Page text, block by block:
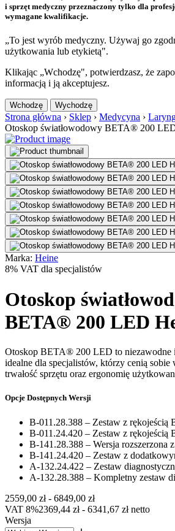
i sprzęt medyczny przeznaczony tylko dla
wymagane kwalifikacje.
„To jest wyrób medyczny. Używaj go
użytkowania lub etykietą".
Klikając „Wchodzę", potwierdzasz, że
informacją i ją akceptujesz.
Wchodzę Wychodzę
Strona główna › Sklep › Medycyna ›
Otoskop światłowodowy BETA® 200
Marka: Heine
8% VAT dla specjalistów
Otoskop
BETA® 200 LED
Otoskop BETA® 200 LED to niezawodne
idealne dla specjalistów, którzy cenią sobie
trwałość sprzętu oraz ergonomię
Opcje Dostępnych Wersji
B-011.28.388 – Zestaw z rękojeścią
B-011.24.420 – Zestaw z rękojeścią
B-141.28.388 – Wersja rozszerzona
B-141.24.420 – Zestaw z
A-132.24.422 – Zestaw
A-132.28.388 – Kompletny zestaw
2559,00 zł- 6849,00 zł
VAT 8%2369,44 zł- 6341,67 złnetto
Wersja